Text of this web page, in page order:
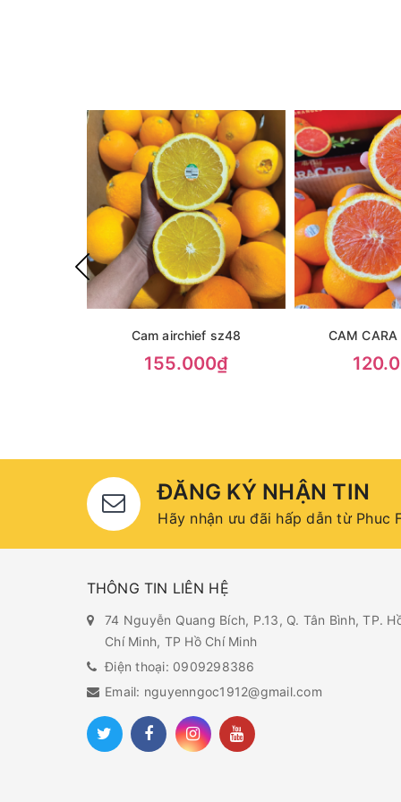
Cam airchief sz48
155.000₫
CAM
ĐĂNG KÝ NHẬN TIN
Hãy nhận ưu đãi hấp dẫn từ Phuc
THÔNG TIN LIÊN HỆ
74 Nguyễn Quang Bích, P.13, Q. Tân Bình, TP.
Chí Minh, TP Hồ Chí Minh
Điện thoại: 0909298386
Email: nguyenngoc1912@gmail.com